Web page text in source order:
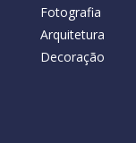
Fotografia
Arquitetura
Decoração